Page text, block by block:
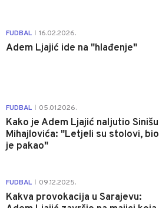
FUDBAL 16.02.2026.
Adem Ljajić ide na "hlađenje"
FUDBAL 05.01.2026.
Kako je Adem Ljajić naljutio Sinišu
Mihajlovića: "Letjeli su stolovi, bio
je pakao"
FUDBAL 09.12.2025.
Kakva provokacija u Sarajevu: